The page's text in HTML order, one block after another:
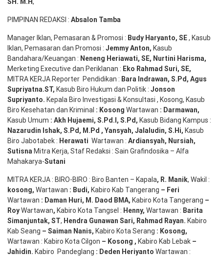
PIMPINAN REDAKSI : Absalon Tamba
Manager Iklan, Pemasaran & Promosi : Budy Haryanto, SE, Kasub
Iklan, Pemasaran dan Promosi : Jemmy Anton, Kasub
Bandahara/Keuangan : Neneng Heriawati, SE, Nurtini Harisma,
Merketing Executive dan Periklanan : Eko Rahmad Suri, SE,
MITRA KERJA Reporter Pendidikan : Bara Indrawan, S.Pd, Agus
Supriyatna.ST, Kasub Biro Hukum dan Politik : Jonson
Supriyanto. Kepala Biro Investigasi & Konsultasi , Kosong, Kasub
Biro Kesehatan dan Kriminal : Kosong Wartawan : Darmawan,
Kasub Umum : Akh Hujaemi, S.Pd.I, S.Pd, Kasub Bidang Kampus :
Nazarudin Ishak, S.Pd, M.Pd , Yansyah, Jalaludin, S.Hi, Kasub
Biro Jabotabek : Herawati Wartawan : Ardiansyah, Nursiah,
Sutisna Mitra Kerja, Staf Redaksi : Sain Grafindosika – Alfa
Mahakarya-Sutani
MITRA KERJA : BIRO-BIRO : Biro Banten – Kapala, R. Manik, Wakil :
kosong, Wartawan : Budi, Kabiro Kab Tangerang – Feri
Wartawan : Daman Huri, M. Daod BMA, Kabiro Kota Tangerang –
RoyWartawan, Kabiro Kota Tangsel : Henny, Wartawan : Barita
Simanjuntak, ST, Hendra Gunawan Sari, Rahmad Rayan. Kabiro
Kab Seang – Saiman Nanis, Kabiro Kota Serang : Kosong,
Wartawan : Kabiro Kota Cilgon – Kosong , Kabiro Kab Lebak –
Jahidin. Kabiro Pandeglang : Deden Heriyanto Wartawan :